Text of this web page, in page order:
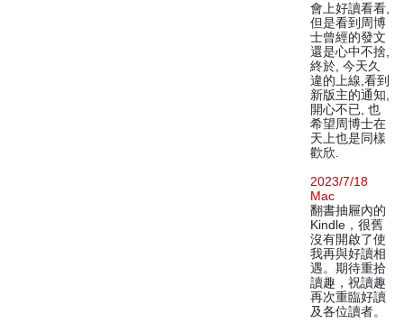
會上好讀看看,
但是看到周博
士曾經的發文
還是心中不捨,
終於, 今天久
違的上線,看到
新版主的通知,
開心不已, 也
希望周博士在
天上也是同樣
歡欣.
2023/7/18
Mac
翻書抽屜內的
Kindle，很舊
沒有開啟了使
我再與好讀相
遇。期待重拾
讀趣，祝讀趣
再次重臨好讀
及各位讀者。